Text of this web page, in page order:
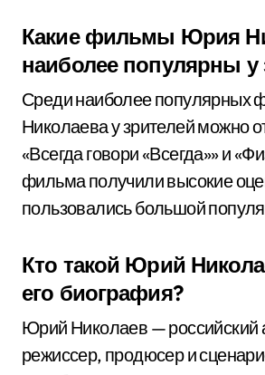
Какие фильмы Юрия
наиболее популярны у
Среди наиболее популярных
Николаева у зрителей можно
«Всегда говори «Всегда»» и
фильма получили высокие
пользовались большой
Кто такой Юрий
его биография?
Юрий Николаев — российский
режиссер, продюсер и